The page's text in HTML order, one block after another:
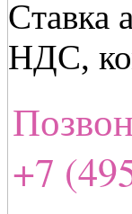
Cтавка
НДС,
+7